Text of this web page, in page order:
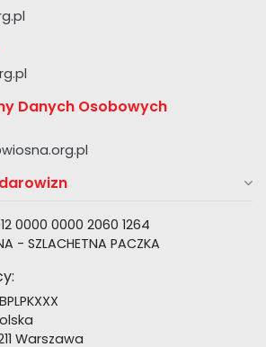
Danych Osobowych
0000 0000 2060 1264
- SZLACHETNA PACZKA
Warszawa